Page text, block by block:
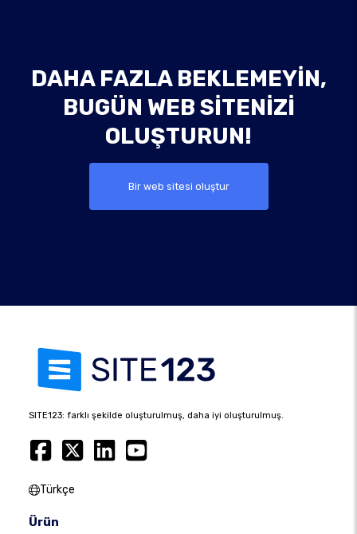
DAHA FAZLA BEKLEMEYIN,
BUGÜN WEB SITENIZI
OLUŞTURUN!
Bir web sitesi oluştur
SITE123: farklı şekilde oluşturulmuş, daha iyi oluşturulmuş.
Türkçe
Ürün